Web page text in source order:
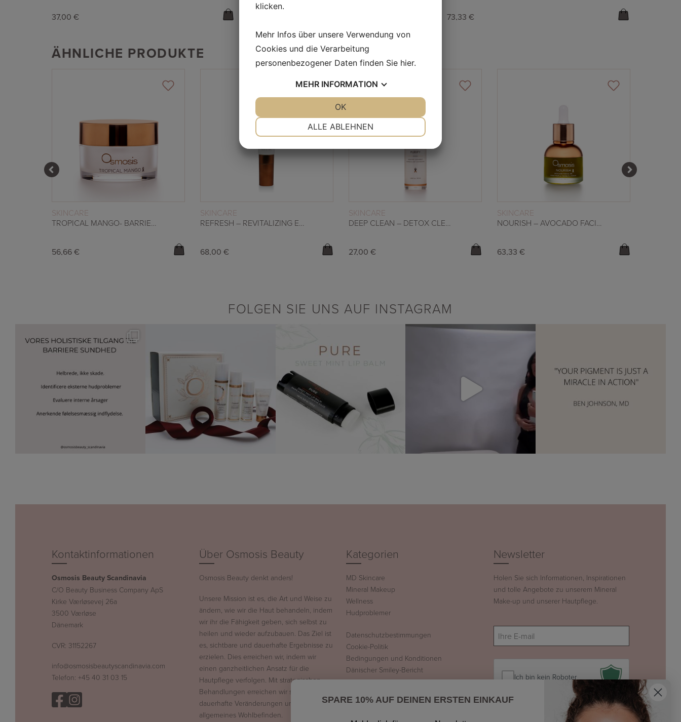
37,00 € 73,33 €
ÄHNLICHE PRODUKTE
SKINCARE
TROPICAL MANGO- BARRIER REPAIR MASK
56,66€
SKINCARE
REFRESH – REVITALIZING EYE CREAM
68,00 €
SKINCARE
DEEP CLEAN – DETOX CLEANSER 50ML
27,00 €
SKINCARE
NOURISH – AVOCADO FACIAL OIL
63,33 €
FOLGEN SIE UNS AUF INSTAGRAM
Kontaktinformationen
Osmosis Beauty Scandinavia
C/O Beauty Business Company ApS
Kirke Værløsevej 26a
3500 Værløse
Dänemark
CVR: 31152267
info@osmosisbeautyscandinavia.com
Telefon: +45 40 31 03 15
Über Osmosis Beauty
Osmosis Beauty denkt anders!
Unsere Mission ist es, die Art und Weise zu
ändern, wie wir die Haut behandeln, indem
wir ihr die Fähigkeit geben, sich selbst zu
heilen und wieder aufzubauen. Das Ziel ist
es, sichtbare und dauerhafte Ergebnisse zu
erzielen. Dies erreichen wir, indem wir
einen ganzheitlichen Ansatz für die
Hautpflege verfolgen. Mit strategischen
Behandlungen erreichen wir sichtbare,
dauerhafte Veränderungen und ein
allgemeines Wohlbefinden.
Kategorien
MD Skincare
Mineral Makeup
Wellness
Hudproblemer
Datenschutzbestimmungen
Cookie-Politik
Bedingungen und Konditionen
Dänischer Smiley-Bericht
Newsletter
Holen Sie sich Informationen, Inspirationen
und tolle Angebote zu unserem Mineral
Make-up und unserer Hautpflege.
E-
mail
(erforderlich)
Ich bin kein Roboter
klicken.
Mehr Infos über unsere Verwendung von
Cookies und die Verarbeitung
personenbezogener Daten finden Sie hier.
MEHR INFORMATION
ALLE ABLEHNEN
OK
SPARE 10% AUF DEINEN ERSTEN EINKAUF